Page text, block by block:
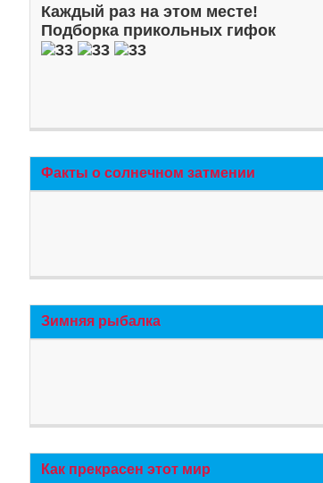
Каждый раз на этом месте!
Подборка прикольных гифок
Факты о солнечном затмении
Зимняя рыбалка
Как прекрасен этот мир